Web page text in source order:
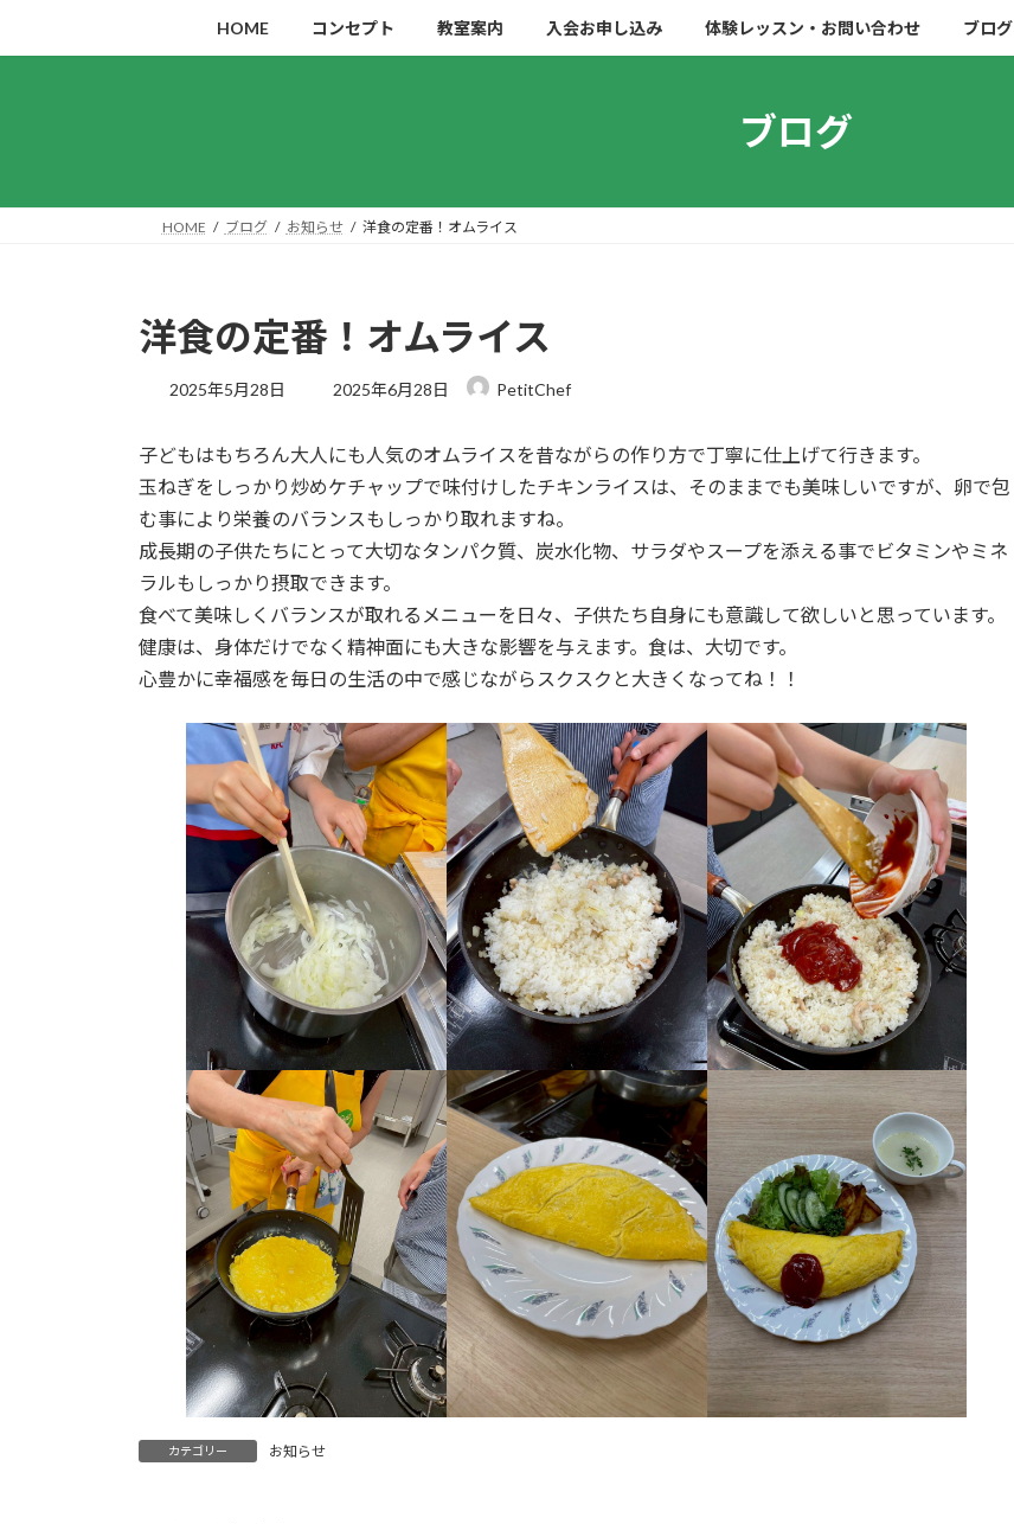
キ
に
HOME コンセプト 教室案内 入会お申し込み 体験レッスン・お問い合わせ ブログ
ブログ
HOME ブログ お知らせ 洋食の定番！オムライス
洋食の定番！オムライス
2025年5月28日
最
新
日
時
:
2025年6月28日 PetitChef
子どもはもちろん大人にも人気のオムライスを昔ながらの作り方で丁寧に仕上げて行きます。
玉ねぎをしっかり炒めケチャップで味付けしたチキンライスは、そのままでも美味しいですが、卵で包
む事により栄養のバランスもしっかり取れますね。
成長期の子供たちにとって大切なタンパク質、炭水化物、サラダやスープを添える事でビタミンやミネ
ラルもしっかり摂取できます。
食べて美味しくバランスが取れるメニューを日々、子供たち自身にも意識して欲しいと思っています。
健康は、身体だけでなく精神面にも大きな影響を与えます。食は、大切です。
心豊かに幸福感を毎日の生活の中で感じながらスクスクと大きくなってね！！
カテゴリー お知らせ